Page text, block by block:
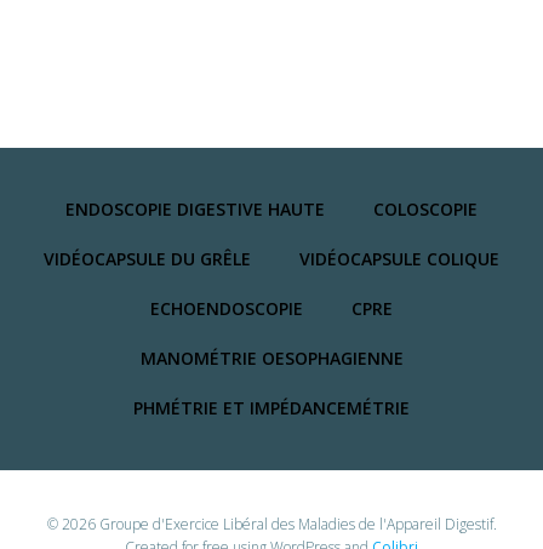
ENDOSCOPIE DIGESTIVE HAUTE COLOSCOPIE
VIDÉOCAPSULE DU GRÊLE VIDÉOCAPSULE COLIQUE
ECHOENDOSCOPIE CPRE
MANOMÉTRIE OESOPHAGIENNE
PHMÉTRIE ET IMPÉDANCEMÉTRIE
© 2026 Groupe d'Exercice Libéral des Maladies de l'Appareil Digestif.